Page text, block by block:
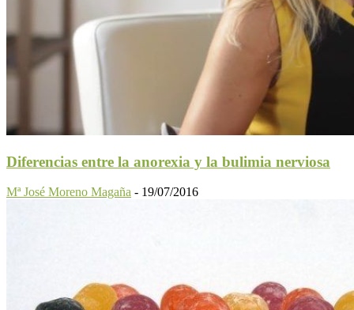
Diferencias entre la anorexia y la bulimia nerviosa
Mª José Moreno Magaña - 19/07/2016